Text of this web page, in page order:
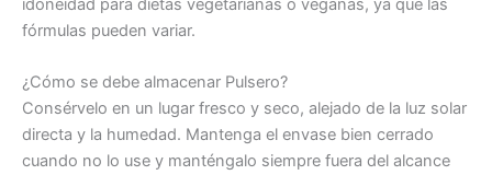
fórmulas pueden variar.
¿Cómo se debe almacenar Pulsero?
Consérvelo en un lugar fresco y seco, alejado de la luz solar
directa y la humedad. Mantenga el envase bien cerrado
cuando no lo use y manténgalo siempre fuera del alcance